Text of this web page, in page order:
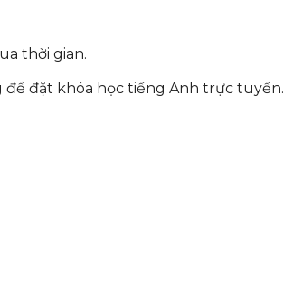
thời gian.
đặt khóa học tiếng Anh trực tuyến.